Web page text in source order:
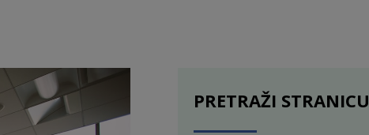
PRETRAŽI STRANICU